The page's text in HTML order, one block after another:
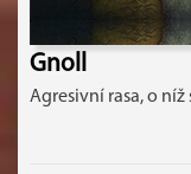
Gnoll
Agresivní rasa, o